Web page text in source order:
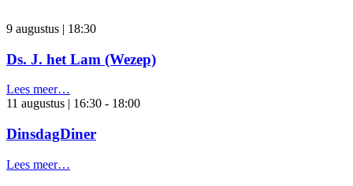
9 augustus | 18:30
Ds. J. het Lam (Wezep)
Lees meer…
11 augustus | 16:30 - 18:00
DinsdagDiner
Lees meer…